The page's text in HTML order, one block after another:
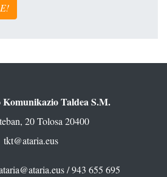
Komunikazio Taldea S.M.
20 Tolosa 20400
tkt@ataria.eus
/ 943 655 695